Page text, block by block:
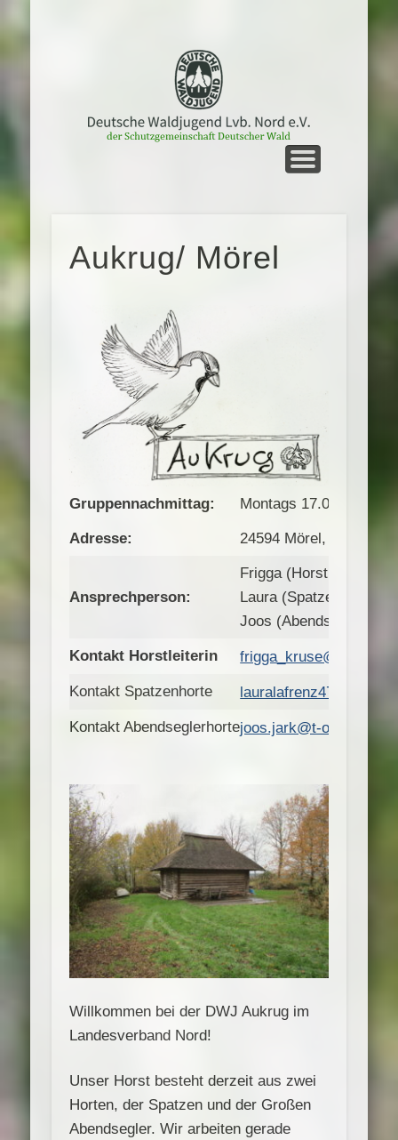
Aukrug/ Mörel
Gruppennachmittag: Montags 17.00 – 19.00
Adresse: 24594 Mörel, im
Ansprechperson:
Frigga (Horstleiterin)
Laura (Spatzenhorte)
Joos
Kontakt Horstleiterin
Kontakt Spatzenhorte
Kontakt Abendseglerhortejoos.jark@t-online.de
Willkommen bei der DWJ Aukrug im
Landesverband Nord!
Unser Horst besteht derzeit aus zwei
Horten, der Spatzen und der Großen
Abendsegler. Wir arbeiten gerade